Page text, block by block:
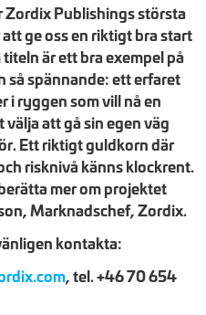
Zordix Publishings största
ge oss en riktigt bra start
är ett bra exempel på
så spännande: ett erfaret
i ryggen som vill nå en
att gå sin egen väg
Ett riktigt guldkorn där
risknivå känns klockrent.
mer om projektet
Marknadschef, Zordix.
kontakta:
, tel. +46 70 654